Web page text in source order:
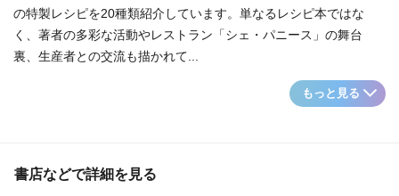
の特製レシピを20種類紹介しています。単なるレシピ本ではな
く、著者の多彩な活動やレストラン「シェ・パニース」の舞台
裏、生産者との交流も描かれて...
もっと見る
書店などで詳細を見る